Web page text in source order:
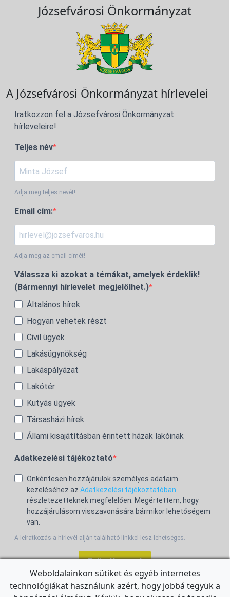
Józsefvárosi Önkormányzat
A Józsefvárosi Önkormányzat hírlevelei
Iratkozzon fel a Józsefvárosi Önkormányzat
hírleveleire!
Teljes név
Adja meg teljes nevét!
Email cím:
Adja meg az email címét!
Válassza ki azokat a témákat, amelyek érdeklik!
(Bármennyi hírlevelet megjelölhet.)
Általános hírek
Hogyan vehetek részt
Civil ügyek
Lakásügynökség
Lakáspályázat
Lakótér
Kutyás ügyek
Társasházi hírek
Állami kisajátításban érintett házak lakóinak
Adatkezelési tájékoztató
Önkéntesen hozzájárulok személyes adataim
kezeléséhez az Adatkezelési tájékoztatóban
részletezetteknek megfelelően. Megértettem, hogy
hozzájárulásom visszavonására bármikor lehetőségem
van.
A leiratkozás a hírlevél alján található linkkel lesz lehetséges.
Feliratkozom!
Weboldalainkon sütiket és egyéb internetes
technológiákat használunk azért, hogy jobbá tegyük a